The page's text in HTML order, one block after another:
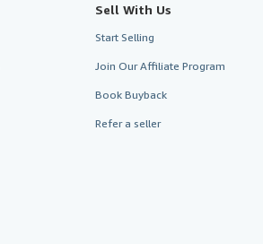
Sell With Us
Start Selling
Join Our Affiliate Program
Book Buyback
Refer a seller